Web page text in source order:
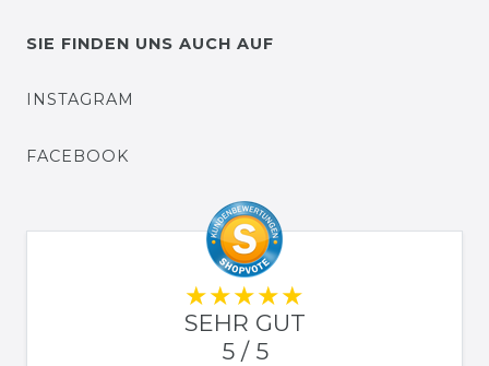
SIE FINDEN UNS AUCH AUF
INSTAGRAM
FACEBOOK
SEHR GUT
5 / 5